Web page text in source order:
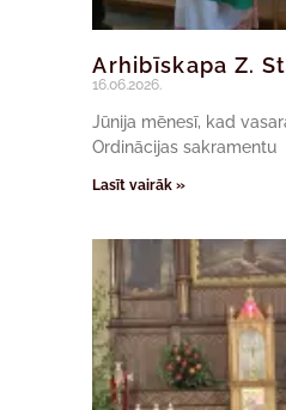
Arhibīskapa Z.
16.06.2026.
Jūnija mēnesī, kad
Ordinācijas sakramentu
Lasīt vairāk »